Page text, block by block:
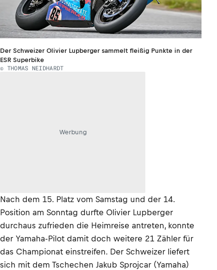
Der Schweizer Olivier Lupberger sammelt fleißig Punkte in der
ESR Superbike
© THOMAS NEIDHARDT
Werbung
Nach dem 15. Platz vom Samstag und der 14.
Position am Sonntag durfte Olivier Lupberger
durchaus zufrieden die Heimreise antreten, konnte
der Yamaha-Pilot damit doch weitere 21 Zähler für
das Championat einstreifen. Der Schweizer liefert
sich mit dem Tschechen Jakub Sprojcar (Yamaha)